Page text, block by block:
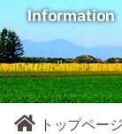
Information
トップページ